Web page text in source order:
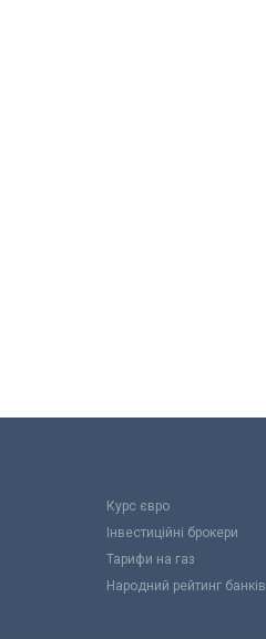
Курс євро
Інвестиційні брокери
Тарифи на газ
Народний рейтинг банків